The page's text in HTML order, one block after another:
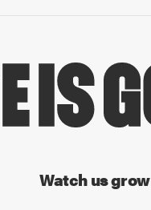
Watch us grow